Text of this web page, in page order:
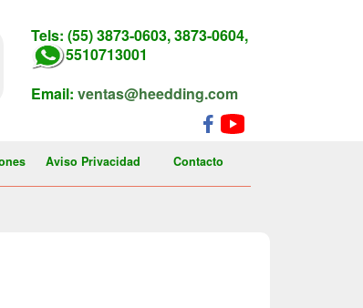
Tels: (55) 3873-0603, 3873-0604,
5510713001
Email: ventas@heedding.com
Aviso Privacidad Contacto